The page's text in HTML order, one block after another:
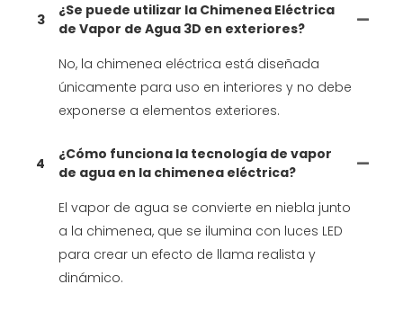
3
¿Se puede utilizar la Chimenea Eléctrica
de Vapor de Agua 3D en exteriores?
No, la chimenea eléctrica está diseñada
únicamente para uso en interiores y no debe
exponerse a elementos exteriores.
4
¿Cómo funciona la tecnología de vapor
de agua en la chimenea eléctrica?
El vapor de agua se convierte en niebla junto
a la chimenea, que se ilumina con luces LED
para crear un efecto de llama realista y
dinámico.